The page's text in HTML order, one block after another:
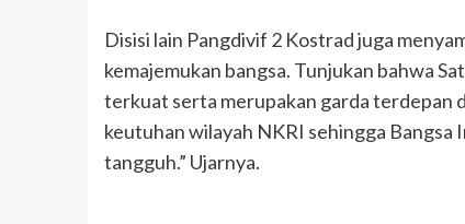
Disisi lain Pangdivif 2 Kostrad juga
kemajemukan bangsa. Tunjukan bahwa
terkuat serta merupakan garda terdepan
keutuhan wilayah NKRI sehingga Bangsa
tangguh.” Ujarnya.